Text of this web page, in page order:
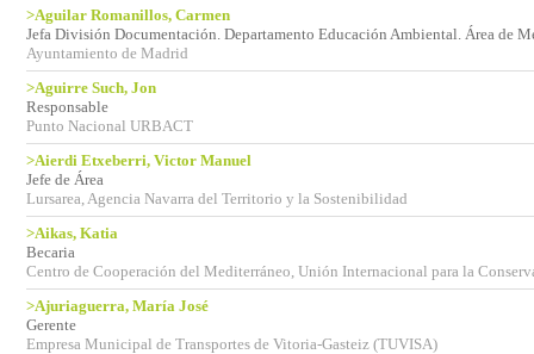
>Aguilar Romanillos, Carmen
Jefa División Documentación. Departamento Educación Ambiental. Área de
Ayuntamiento de Madrid
>Aguirre Such, Jon
Responsable
Punto Nacional URBACT
>Aierdi Etxeberri, Victor Manuel
Jefe de Área
Lursarea, Agencia Navarra del Territorio y la Sostenibilidad
>Aikas, Katia
Becaria
Centro de Cooperación del Mediterráneo, Unión Internacional para la
>Ajuriaguerra, María José
Gerente
Empresa Municipal de Transportes de Vitoria-Gasteiz (TUVISA)